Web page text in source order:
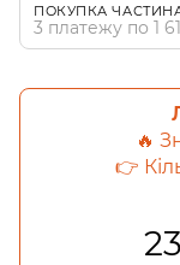
ПОКУПКА
3 платежу по 1
🔥
👉
23